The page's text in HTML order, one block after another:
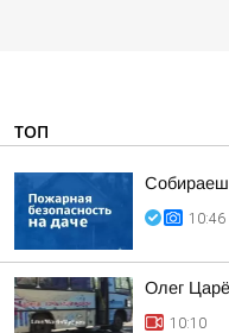
ТОП
10:46
Олег
10:10